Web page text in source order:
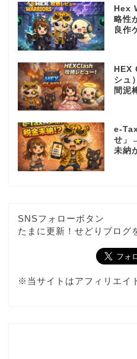
Hex
略性
良作
HEX
シュ
間泥
e-
せ」
未納
SNSフォローボタン
たまに更新！せどりブログ
※当サイトはアフィリエイ